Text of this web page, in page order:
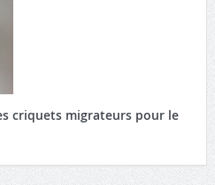
criquets migrateurs pour le